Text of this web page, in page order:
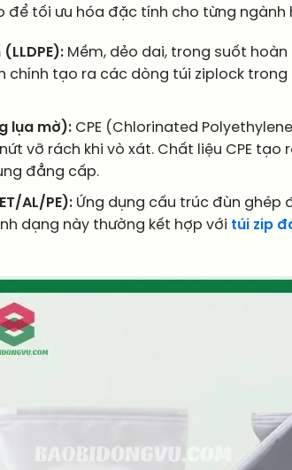
để tối ưu hóa đặc tính cho từng ngành
Mềm, dẻo dai, trong suốt
chính tạo ra các dòng túi ziplock
lụa mờ):CPE (Chlorinated
vỡ rách khi vò xát. Chất liệu CPE
đẳng cấp.
AL/PE):Ứng dụng cấu trúc đùn ghép
dạng này thường kết hợp với túi zip